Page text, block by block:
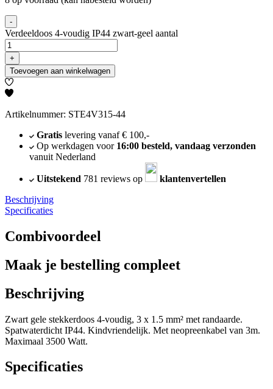
-
Verdeeldoos 4-voudig IP44 zwart-geel aantal
+
Toevoegen aan winkelwagen
Artikelnummer: STE4V315-44
Gratislevering vanaf € 100,-
Op werkdagen voor 16:00 besteld, vandaag verzonden
vanuit Nederland
Uitstekend 781 reviews op
klantenvertellen
Beschrijving
Specificaties
Combivoordeel
Maak je bestelling compleet
Beschrijving
Zwart gele stekkerdoos 4-voudig, 3 x 1.5 mm² met randaarde.
Spatwaterdicht IP44. Kindvriendelijk. Met neopreenkabel van 3m.
Maximaal 3500 Watt.
Specificaties